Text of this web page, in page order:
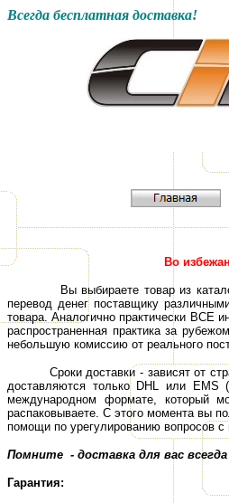
Всегда бесплатная доставка!
Во
Вывыбираете товариз
перевод денег поставщику
товара. Аналогично практически ВСЕ
распространенная практика за
небольшую комиссию от реального
Сроки доставки - зависят от
доcтавляются только DHL или EMS
международном формате, который
распаковываете. С этого момента вы
помощи по урегулированию вопросов с
Помните - доставка для вас
Гарантия: